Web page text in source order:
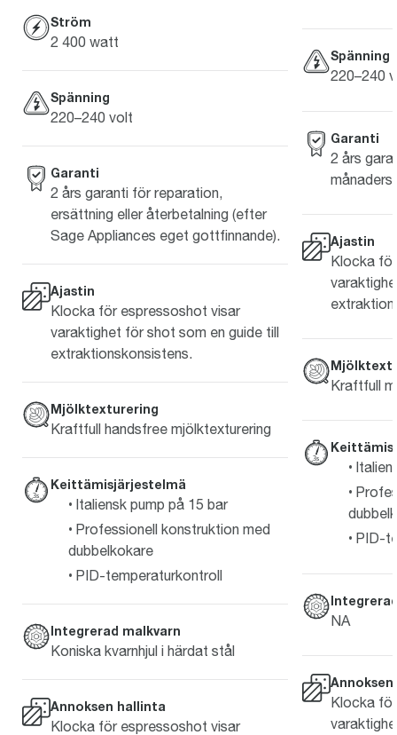
Ström
2 400 watt
Spänning
220–240 volt
Garanti
2 års garanti för reparation,
ersättning eller återbetalning (efter
Sage Appliances eget gottfinnande).
Ajastin
Klocka för espressoshot visar
varaktighet för shot som en guide till
extraktionskonsistens.
Mjölktexturering
Kraftfull handsfree mjölktexturering
Keittämisjärjestelmä
Italiensk pump på 15 bar
Professionell konstruktion med
dubbelkokare
PID-temperaturkontroll
Integrerad malkvarn
Koniska kvarnhjul i härdat stål
Annoksen hallinta
Klocka för espressoshot visar
Spänning
220–240
Garanti
2 års
månaders
Ajastin
Klocka
Kraftfull
PID-
NA
Klocka